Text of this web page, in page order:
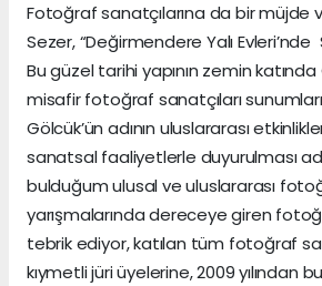
Fotoğraf sanatçılarına da bir müjde
Sezer, “Değirmendere Yalı
Bu güzel tarihi yapının zemin katında
misafir fotoğraf sanatçıları
Gölcük’ün adının uluslararası
sanatsal faaliyetlerle duyurulması
bulduğum ulusal ve uluslararası
yarışmalarında dereceye giren
tebrik ediyor, katılan tüm fotoğraf
kıymetli jüri üyelerine, 2009 yılından